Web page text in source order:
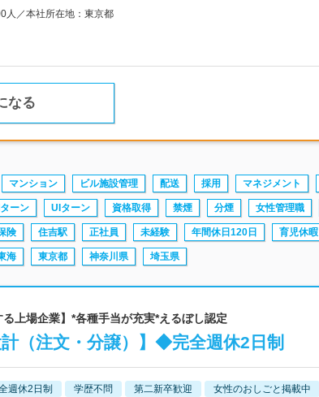
人／本社所在地：東京都
なる
マンション ビル施設管理 配送 採用 マネジメント
ーン UIターン 資格取得 禁煙 分煙 女性管理職
険 住吉駅 正社員 未経験 年間休日120日 育児休暇
海 東京都 神奈川県 埼玉県
上場企業】*各種手当が充実*えるぼし認定
（注文・分譲）】◆完全週休2日制
週休2日制 学歴不問 第二新卒歓迎 女性のおしごと掲載中